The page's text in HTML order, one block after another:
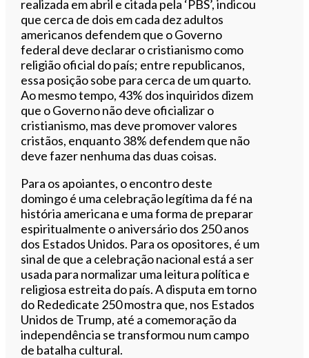
realizada em abril e citada pela ‘PBS’, indicou
que cerca de dois em cada dez adultos
americanos defendem que o Governo
federal deve declarar o cristianismo como
religião oficial do país; entre republicanos,
essa posição sobe para cerca de um quarto.
Ao mesmo tempo, 43% dos inquiridos dizem
que o Governo não deve oficializar o
cristianismo, mas deve promover valores
cristãos, enquanto 38% defendem que não
deve fazer nenhuma das duas coisas.
Para os apoiantes, o encontro deste
domingo é uma celebração legítima da fé na
história americana e uma forma de preparar
espiritualmente o aniversário dos 250 anos
dos Estados Unidos. Para os opositores, é um
sinal de que a celebração nacional está a ser
usada para normalizar uma leitura política e
religiosa estreita do país. A disputa em torno
do Rededicate 250 mostra que, nos Estados
Unidos de Trump, até a comemoração da
independência se transformou num campo
de batalha cultural.